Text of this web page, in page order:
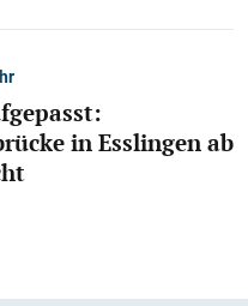
in Esslingen ab